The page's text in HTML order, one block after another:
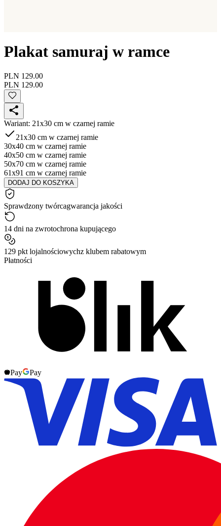
Plakat samuraj w ramce
PLN 129.00
PLN 129.00
Wariant: 21x30 cm w czarnej ramie
21x30 cm w czarnej ramie
30x40 cm w czarnej ramie
40x50 cm w czarnej ramie
50x70 cm w czarnej ramie
61x91 cm w czarnej ramie
DODAJ DO KOSZYKA
Sprawdzony twórcagwarancja jakości
14 dni na zwrotochrona kupującego
129 pkt lojalnościowychz klubem rabatowym
Płatności
Pay Pay